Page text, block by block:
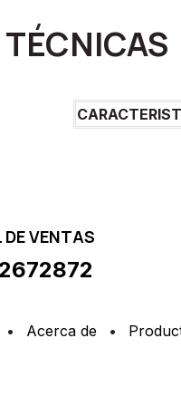
VENTAS
• Acerca de •